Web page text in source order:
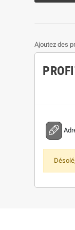
Ajoutez des